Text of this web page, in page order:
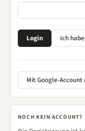
Mit Google-
NOCH KEIN ACCOUNT?